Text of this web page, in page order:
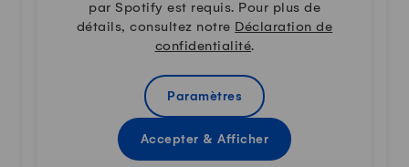
par Spotify est requis. Pour plus de
détails, consultez notre Déclaration de
confidentialité.
Paramètres
Accepter & Afficher